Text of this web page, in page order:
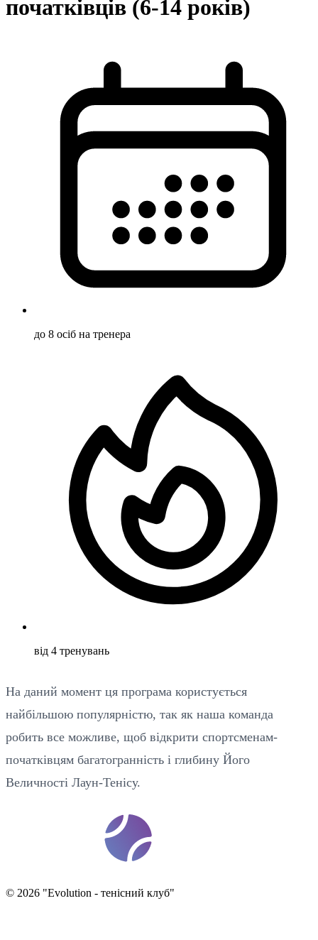
початківців (6-14 років)
до 8 осіб на тренера
від 4 тренувань
На даний момент ця програма користується
найбільшою популярністю, так як наша команда
робить все можливе, щоб відкрити спортсменам-
початківцям багатогранність і глибину Його
Величності Лаун-Тенісу.
© 2026 "Evolution - тенісний клуб"